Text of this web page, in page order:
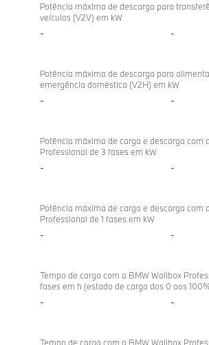
Potência máxima de descarga para
veículos (V2V) em kW
- -
Potência máxima de descarga para
emergência doméstica (V2H) em kW
- -
Potência máxima de carga e descarga com
Professional de 3 fases em kW
- -
Potência máxima de carga e descarga com
Professional de 1 fases em kW
- -
Tempo de carga com a BMW Wallbox
fases em h (estado de carga dos 0 aos
- -
Tempo de carga com a BMW Wallbox